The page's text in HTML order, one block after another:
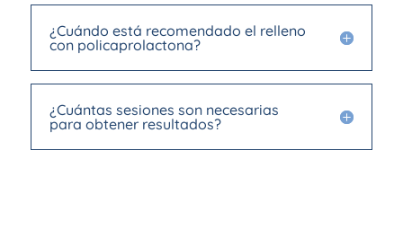
¿Cuándo está recomendado el relleno
con policaprolactona?
¿Cuántas sesiones son necesarias
para obtener resultados?